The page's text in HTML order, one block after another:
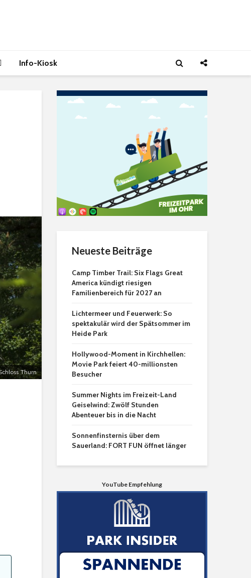
Info-Kiosk
Thurn
Neueste Beiträge
Camp Timber Trail: Six Flags Great
America kündigt riesigen
Familienbereich für 2027 an
Lichtermeer und Feuerwerk: So
spektakulär wird der Spätsommer im
Heide Park
Hollywood-Moment in Kirchhellen:
Movie Park feiert 40-millionsten
Besucher
Summer Nights im Freizeit-Land
Geiselwind: Zwölf Stunden
Abenteuer bis in die Nacht
Sonnenfinsternis über dem
Sauerland: FORT FUN öffnet länger
YouTube Empfehlung